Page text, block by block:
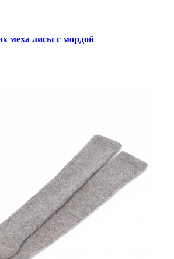
меха лисы с мордой